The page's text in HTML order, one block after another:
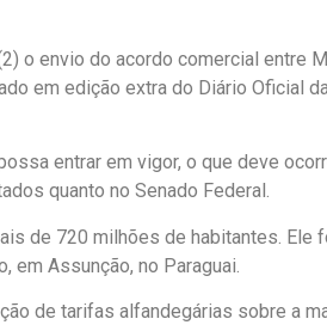
o envio do acordo comercial entre
em edição extra do Diário Oficial
entrar em vigor, o que deve
quanto no Senado Federal.
de 720 milhões de habitantes. Ele
Assunção, no Paraguai.
de tarifas alfandegárias sobre a